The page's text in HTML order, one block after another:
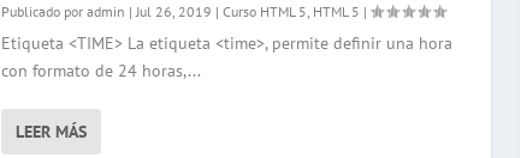
Publicado por admin | Jul 26, 2019 | Curso HTML 5 HTML 5 |
Etiqueta <TIME> La etiqueta <time>, permite definir una hora
con formato de 24 horas,...
LEER MÁS